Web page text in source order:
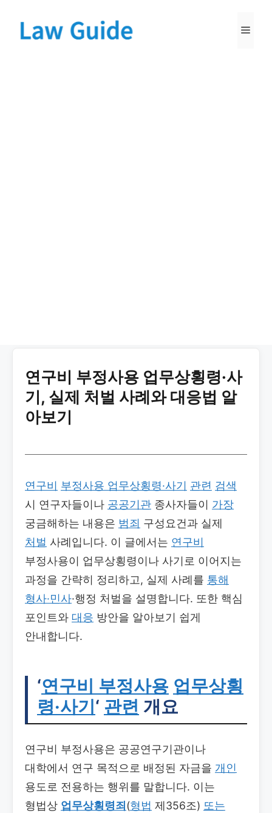
연구비 부정사용 업무상횡령·사
기, 실제 처벌 사례와 대응법 알
아보기
연구비 부정사용 업무상횡령·사기 관련 검색
시 연구자들이나 공공기관 종사자들이 가장
궁금해하는 내용은 범죄 구성요건과 실제
처벌 사례입니다. 이 글에서는 연구비
부정사용이 업무상횡령이나 사기로 이어지는
과정을 간략히 정리하고, 실제 사례를 통해
형사·민사·행정 처벌을 설명합니다. 또한 핵심
포인트와 대응 방안을 알아보기 쉽게
안내합니다.
‘연구비 부정사용 업무상횡
령·사기‘ 관련 개요
연구비 부정사용은 공공연구기관이나
대학에서 연구 목적으로 배정된 자금을 개인
용도로 전용하는 행위를 말합니다. 이는
형법상 업무상횡령죄 (형법 제356조) 또는